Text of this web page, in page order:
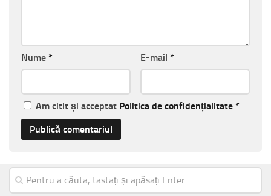
Nume * E-mail *
Am citit și acceptat Politica de confidențialitate *